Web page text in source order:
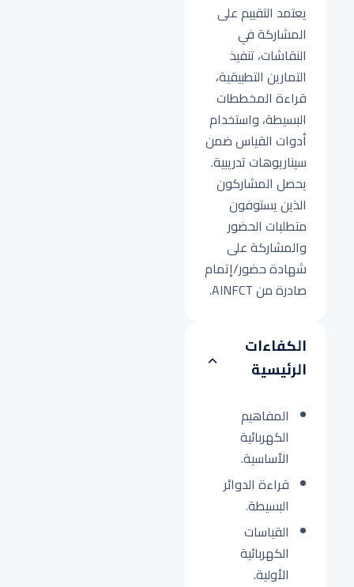
يعتمد التقييم على
المشاركة في
النقاشات، تنفيذ
التمارين التطبيقية،
قراءة المخططات
البسيطة، واستخدام
أدوات القياس ضمن
سيناريوهات تدريبية.
يحصل المشاركون
الذين يستوفون
متطلبات الحضور
والمشاركة على
شهادة حضور/إتمام
صادرة من AINFCT.
الكفاءات
الرئيسية
المفاهيم
الكهربائية
الأساسية.
قراءة الدوائر
البسيطة.
القياسات
الكهربائية
الأولية.